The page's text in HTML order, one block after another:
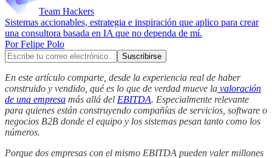
Team Hackers
Sistemas accionables, estrategia e inspiración que aplico para crear
una consultora basada en IA que no dependa de mí.
Por Felipe Polo
En este artículo comparte, desde la experiencia real de haber
construido y vendido, qué es lo que de verdad mueve la valoración
de una empresa más allá del EBITDA. Especialmente relevante
para quienes están construyendo compañías de servicios, software o
negocios B2B donde el equipo y los sistemas pesan tanto como los
números.
Porque dos empresas con el mismo EBITDA pueden valer millones